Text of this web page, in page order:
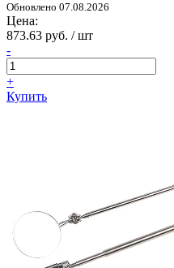
Обновлено 07.08.2026
Цена:
873.63 руб. / шт
-
+
Купить